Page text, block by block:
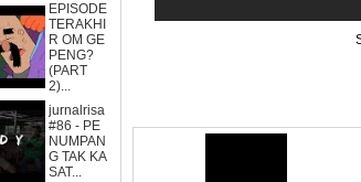
EPISODE
TERAKHI
R OM GE
PENG?
(PART
2)...
jurnalrisa
#86 - PE
NUMPAN
G TAK KA
SAT...